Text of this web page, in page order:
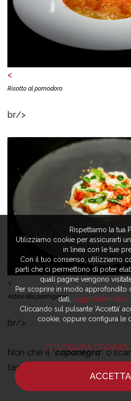
<
Risotto al pomodoro
br/>
<
Astice alla parmigiana
br/>
Non che il "capanegra" o
testina soffiata siano meno
convincenti, così come lo
Rispettiamo la tua
Utilizziamo cookie per assicurarti
in linea con le tue
Con il tuo consenso, utilizziamo
parti che ci permettono di poter
quali pagine vengono
Per scoprire in modo approfondito
dati,
leggi
Cliccando sul pulsante ‘Accetta’
cookie, oppure configura le
CONFIGURA COOKIES
ACCETTA